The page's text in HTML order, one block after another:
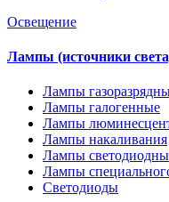
Освещение
Лампы (источники
Лампы
Лампы галогенные
Лампы
Лампы накаливания
Лампы
Лампы
Светодиоды